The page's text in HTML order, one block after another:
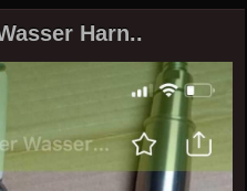
Harn..